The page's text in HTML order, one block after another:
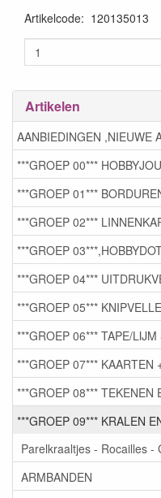
Artikelcode: 120135013
Artikelen
AANBIEDINGEN ,NIEUWE
***GROEP 00***
***GROEP 01***
***GROEP 02***
***GROEP
***GROEP 04***
***GROEP 05***
***GROEP 06*** TAPE/
***GROEP 07*** KAARTEN
***GROEP 08*** TEKENEN
***GROEP 09*** KRALEN
Parelkraaltjes - Rocailles -
ARMBANDEN